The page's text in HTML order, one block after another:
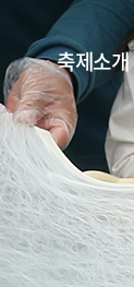
축제소개